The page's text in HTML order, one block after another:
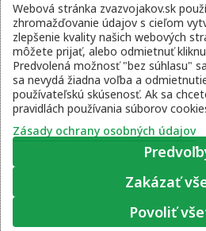
Kontaktné
email:
telefón:
vojenská linka:
Zásady ochrany osobných
© 2022 – 2026 Zväz vojakov
Webová stránka zvazvojakov.sk
zhromažďovanie údajov s cieľom
zlepšenie kvality našich webových
môžete prijať, alebo odmietnuť
Predvolená možnosť "bez súhlasu"
sa nevydá žiadna voľba a
používateľskú skúsenosť. Ak sa
pravidlách používania súborov
Zásady ochrany osobných údajov
Zakázať
Povoliť